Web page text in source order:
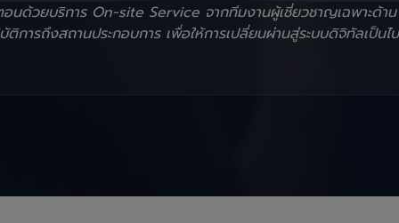
อนด้วยบริการ On-site Service จากทีมงานผู้เชี่ยวชาญเฉพาะด้า
การถึงสถานประกอบการ เพื่อให้การเปลี่ยนผ่านสู่ระบบดิจิทัลเป็นไ